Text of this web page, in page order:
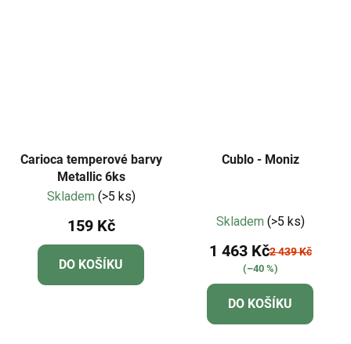
Carioca temperové barvy
Metallic 6ks
Skladem (>5 ks)
159 Kč
DO KOŠÍKU
Cublo - Moniz
hodnocení
produktu
je
Skladem (>5 ks)
1 463 Kč2 439 Kč
(–40 %)
DO KOŠÍKU